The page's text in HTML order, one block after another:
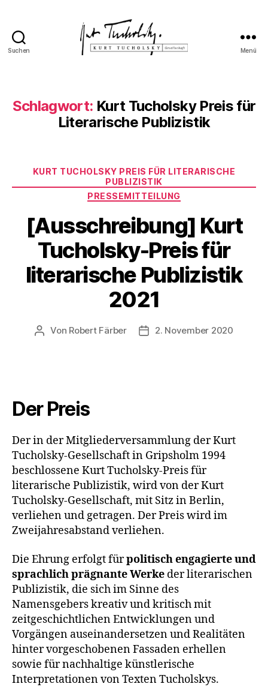
Suchen Menü
Schlagwort: Kurt Tucholsky Preis für
Literarische Publizistik
Kategorien
KURT TUCHOLSKY PREIS FÜR LITERARISCHE
PUBLIZISTIK
PRESSEMITTEILUNG
[Ausschreibung] Kurt
Tucholsky-Preis für
literarische Publizistik
2021
Beitragsautor
Von Robert Färber Veröffentlichungsdatum
2. November 2020
Der Preis
Der in der Mitgliederversammlung der Kurt
Tucholsky-Gesellschaft in Gripsholm 1994
beschlossene Kurt Tucholsky-Preis für
literarische Publizistik, wird von der Kurt
Tucholsky-Gesellschaft, mit Sitz in Berlin,
verliehen und getragen. Der Preis wird im
Zweijahresabstand verliehen.
Die Ehrung erfolgt fürpolitisch engagierte und
sprachlich prägnante Werke der literarischen
Publizistik, die sich im Sinne des
Namensgebers kreativ und kritisch mit
zeitgeschichtlichen Entwicklungen und
Vorgängen auseinandersetzen und Realitäten
hinter vorgeschobenen Fassaden erhellen
sowie für nachhaltige künstlerische
Interpretationen von Texten Tucholskys.